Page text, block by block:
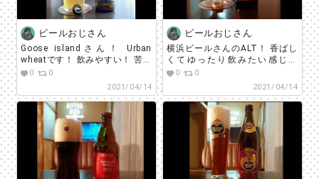
ビールおじさん
Goose islandさん！ Urban
wheatです！ 飲みやすい！ 苦味
もソフトなのでスイスイいけま
#sakestagram #beer
#craftbeer #beerlover #ビール
#gooseisland #グースアイラン
ド #クラフトビール #ビアスタ
グラム #飲酒タグラム #宅飲み
#家飲み #ビール好きな人と繋が
りたい #ビールで明日を幸せに
#ビールうまい
0
0
2021/04/14
ビールおじさん
横浜ビールさんのALT！ 香ばし
くてゆったり飲みたい感じで
す！ #beerstagram
#sakestagram #beer
#craftbeer #beerlover #ビール
#横浜ビール #クラフトビール #
ビアスタグラム #飲酒タグラム
#宅飲み #家飲み #ビール好きな
人と繋がりたい #ビールで明日
を幸せに #ビールうまい
0
0
2021/04/14